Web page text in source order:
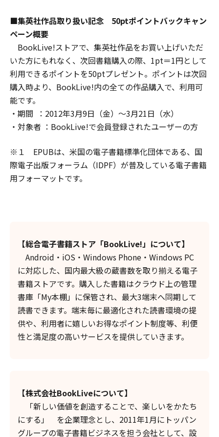
■集英社作品取り扱い記念 50ptポイントバックキャン
ペーン概要
BookLive!ストアで、集英社作品をお買い上げいただ
いた方にもれなく、次回書籍購入の際、1pt＝1円として
利用できるポイントを50ptプレゼント。ポイントは次回
購入時より、BookLive!内の全ての作品購入で、利用可
能です。
・期間 ：2012年3月9日（金）～3月21日（水）
・対象者 ：BookLive!で会員登録されたユーザーの方
※１ EPUBは、米国の電子書籍標準化団体である、国
際電子出版フォーラム（IDPF）が普及している電子書籍
用フォーマットです。
【総合電子書籍ストア「BookLive!」について】
Android・iOS・Windows Phone・Windows PC
に対応した、国内最大級の蔵書数を取り揃える電子
書籍ストアです。購入した書籍はクラウド上の管理
書庫「My本棚」に保管され、最大3端末へ同期して
読書できます。端末毎に最適化された読書環境の提
供や、利用者に嬉しいお得なポイント制度等、利便
性と満足度の高いサービスを提供していきます。
【株式会社BookLiveについて】
「新しい価値を創造することで、楽しいをかたち
にする」 を企業理念とし、2011年1月にトッパン
グループの電子書籍ビジネスを担う会社として、設